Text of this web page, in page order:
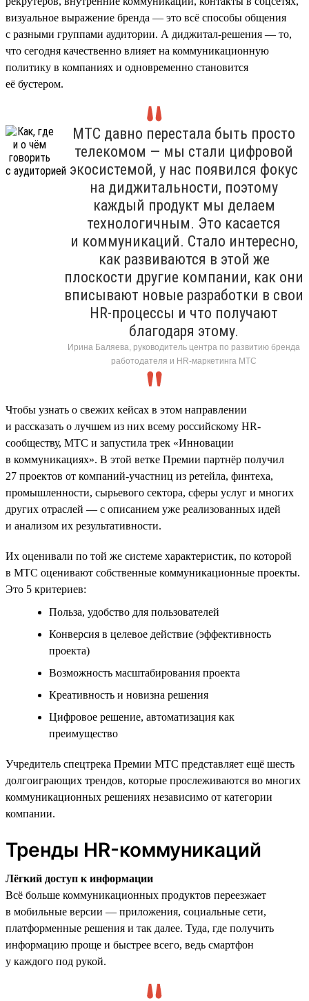
визуальное выражение бренда — это всё способы общения
с разными группами аудитории. А диджитал-решения — то,
что сегодня качественно влияет на коммуникационную
политику в компаниях и одновременно становится
её бустером.
МТС давно перестала быть просто
телекомом — мы стали цифровой
экосистемой, у нас появился фокус
на диджитальности, поэтому
каждый продукт мы делаем
технологичным. Это касается
и коммуникаций. Стало интересно,
как развиваются в этой же
плоскости другие компании, как они
вписывают новые разработки в свои
HR-процессы и что получают
благодаря этому.
Ирина Баляева, руководитель центра по развитию бренда
работодателя и HR-маркетинга МТС
Чтобы узнать о свежих кейсах в этом направлении
и рассказать о лучшем из них всему российскому HR-
сообществу, МТС и запустила трек «Инновации
в коммуникациях». В этой ветке Премии партнёр получил
27 проектов от компаний-участниц из ретейла, финтеха,
промышленности, сырьевого сектора, сферы услуг и многих
других отраслей — с описанием уже реализованных идей
и анализом их результативности.
Их оценивали по той же системе характеристик, по которой
в МТС оценивают собственные коммуникационные проекты.
Это 5 критериев:
Польза, удобство для пользователей
Конверсия в целевое действие (эффективность
проекта)
Возможность масштабирования проекта
Креативность и новизна решения
Цифровое решение, автоматизация как
преимущество
Учредитель спецтрека Премии МТС представляет ещё шесть
долгоиграющих трендов, которые прослеживаются во многих
коммуникационных решениях независимо от категории
компании.
Тренды HR-коммуникаций
Лёгкий доступ к информации
Всё больше коммуникационных продуктов переезжает
в мобильные версии — приложения, социальные сети,
платформенные решения и так далее. Туда, где получить
информацию проще и быстрее всего, ведь смартфон
у каждого под рукой.